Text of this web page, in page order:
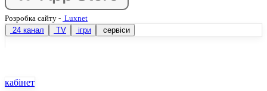
Розробка сайту - Luxnet
24 канал
TV ігри сервіси
кабінет